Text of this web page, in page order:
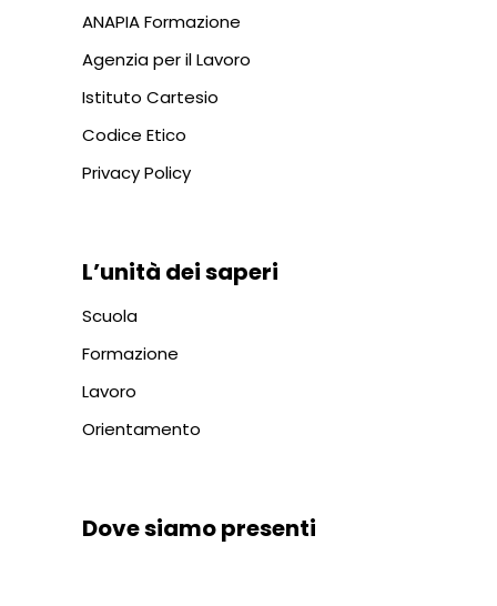
ANAPIA Formazione
Agenzia per il Lavoro
Istituto Cartesio
Codice Etico
Privacy Policy
L’unità dei saperi
Scuola
Formazione
Lavoro
Orientamento
Dove siamo presenti